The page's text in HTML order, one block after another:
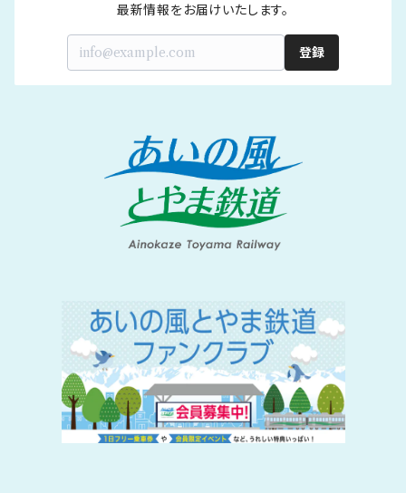
最新情報をお届けいたします。
登録